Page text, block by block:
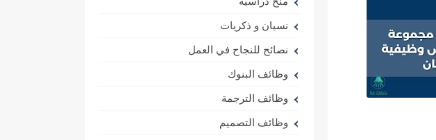
نسيان و ذكريات
نصائح للنجاح في العمل
وظائف البنوك
وظائف الترجمة
وظائف التصميم